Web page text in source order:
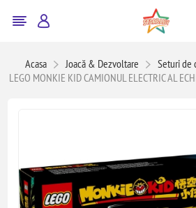
Acasa Joacă & Dezvoltare
Seturi de
LEGO MONKIE KID CAMIONUL ELECTRIC AL